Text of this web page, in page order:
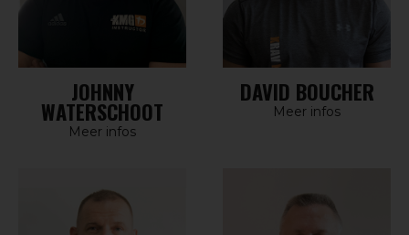
JOHNNY
WATERSCHOOT
Meer infos
DAVID BOUCHER
Meer infos